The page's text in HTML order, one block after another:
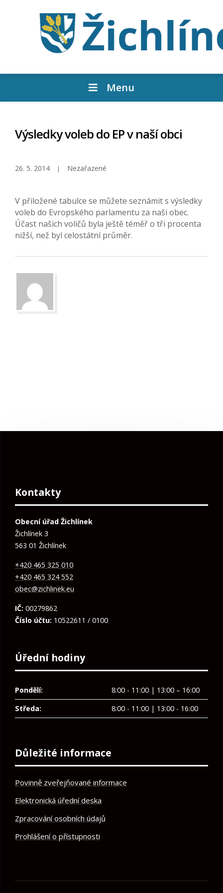
Menu
Výsledky voleb do EP v naší obci
26. 5. 2014 Nezařazené
V přiložené tabulce se můžete seznámit s výsledky
voleb do Evropského parlamentu za naši obec.
Účast našich voličů byla ještě téměř o tři procenta
nižší, než byl celostátní průměr.
Kontakty
Obecní úřad Žichlínek
Žichlínek 3
563 01 Žichlínek
+420 465 325 010
+420 465 324 552
obec@zichlinek.eu
IČ: 00279862
Číslo účtu: 10522611 / 0100
Úřední hodiny
Pondělí:
8:00 - 11:00 | 13:00 – 16:00
Středa:
8:00 - 11:00 | 13:00 - 16:00
Důležité informace
Povinně zveřejňované informace
Elektronická úřední deska
Zpracování osobních údajů
Prohlášení o přístupnosti